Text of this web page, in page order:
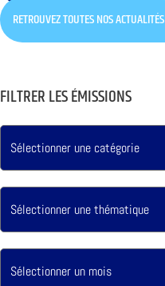
RETROUVEZ TOUTES NOS ACTUALITÉS
FILTRER LES ÉMISSIONS